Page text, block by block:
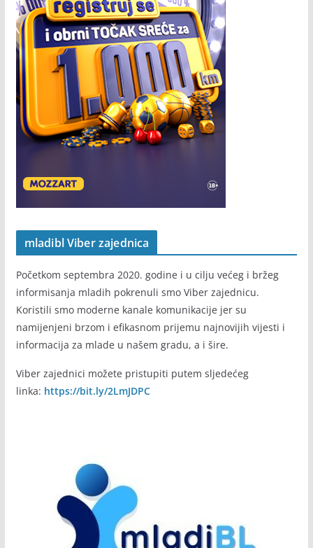
mladibl Viber zajednica
Početkom septembra 2020. godine i u cilju većeg i bržeg
informisanja mladih pokrenuli smo Viber zajednicu.
Koristili smo moderne kanale komunikacije jer su
namijenjeni brzom i efikasnom prijemu najnovijih vijesti i
informacija za mlade u našem gradu, a i šire.
Viber zajednici možete pristupiti putem sljedećeg
linka: https://bit.ly/2LmJDPC